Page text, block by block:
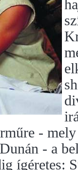
-
- a
ígéretes: